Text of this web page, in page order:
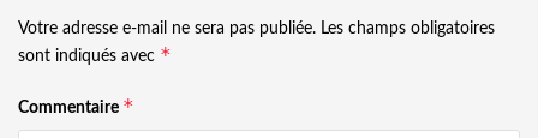
Votre adresse e-mail ne sera pas publiée. Les champs obligatoires
sont indiqués avec *
Commentaire *